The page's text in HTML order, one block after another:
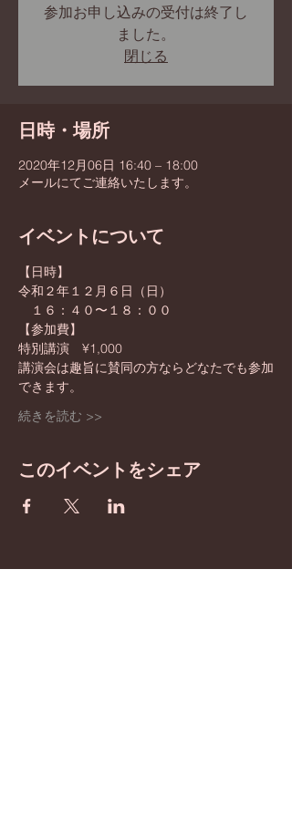
参加お申し込みの受付は終了し
ました。
閉じる
日時・場所
2020年12月06日 16:40 – 18:00
メールにてご連絡いたします。
イベントについて
【日時】
令和２年１２月６日（日）
１６：４０〜１８：００
【参加費】
特別講演　¥1,000
講演会は趣旨に賛同の方ならどなたでも参加
できます。
続きを読む >>
このイベントをシェア
BE inspired